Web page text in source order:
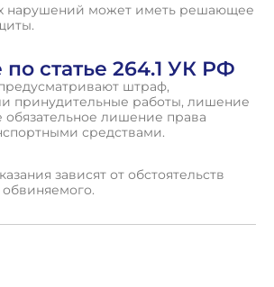
нарушений может иметь решающее
статье 264.1 УК РФ
штраф,
принудительные работы, лишение
обязательное лишение права
средствами.
зависят от обстоятельств